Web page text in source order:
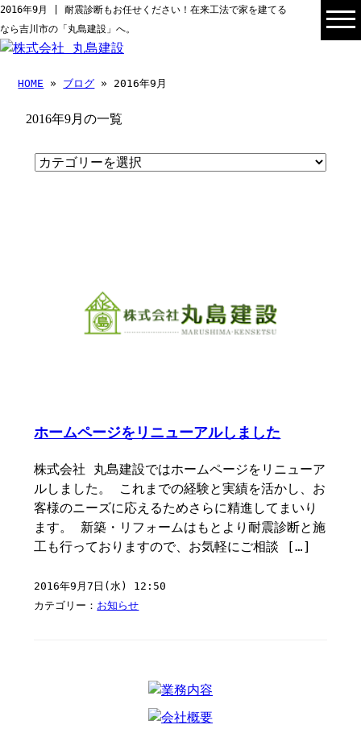
2016年9月 | 耐震診断もお任せください！在来工法で家を建てる
なら吉川市の「丸島建設」へ。
HOME » ブログ » 2016年9月
2016年9月の一覧
ホームページをリニューアルしました
株式会社 丸島建設ではホームページをリニューア
ルしました。 これまでの経験と実績を活かし、お
客様のニーズに応えるためさらに精進してまいり
ます。 新築・リフォームはもとより耐震診断と施
工も行っておりますので、お気軽にご相談 […]
2016年9月7日(水) 12:50
カテゴリー： お知らせ